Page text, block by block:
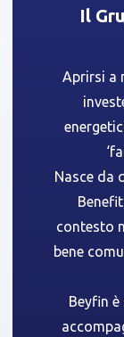
Il
Aprirsi a
Nasce da
contesto
bene
Beyfin è